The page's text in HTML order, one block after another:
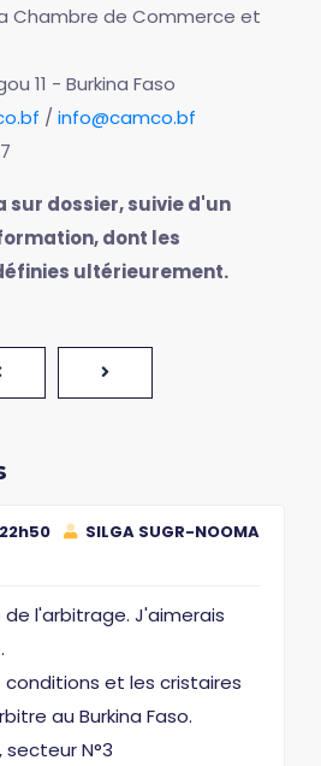
Chambre de Commerce et
11 - Burkina Faso
/ info@camco.bf
sur dossier, suivie d'un
dont les
ultérieurement.
22h50
SILGA SUGR-NOOMA
de l'arbitrage. J'aimerais
conditions et les cristaires
au Burkina Faso.
secteur N°3